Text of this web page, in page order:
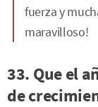
fuerza y
maravilloso!
33. Que el
de